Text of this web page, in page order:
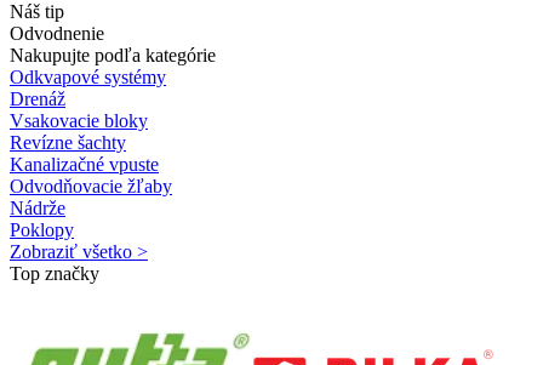
Náš tip
Odvodnenie
Nakupujte podľa kategórie
Odkvapové systémy
Drenáž
Vsakovacie bloky
Revízne šachty
Kanalizačné vpuste
Odvodňovacie žľaby
Nádrže
Poklopy
Zobraziť všetko >
Top značky